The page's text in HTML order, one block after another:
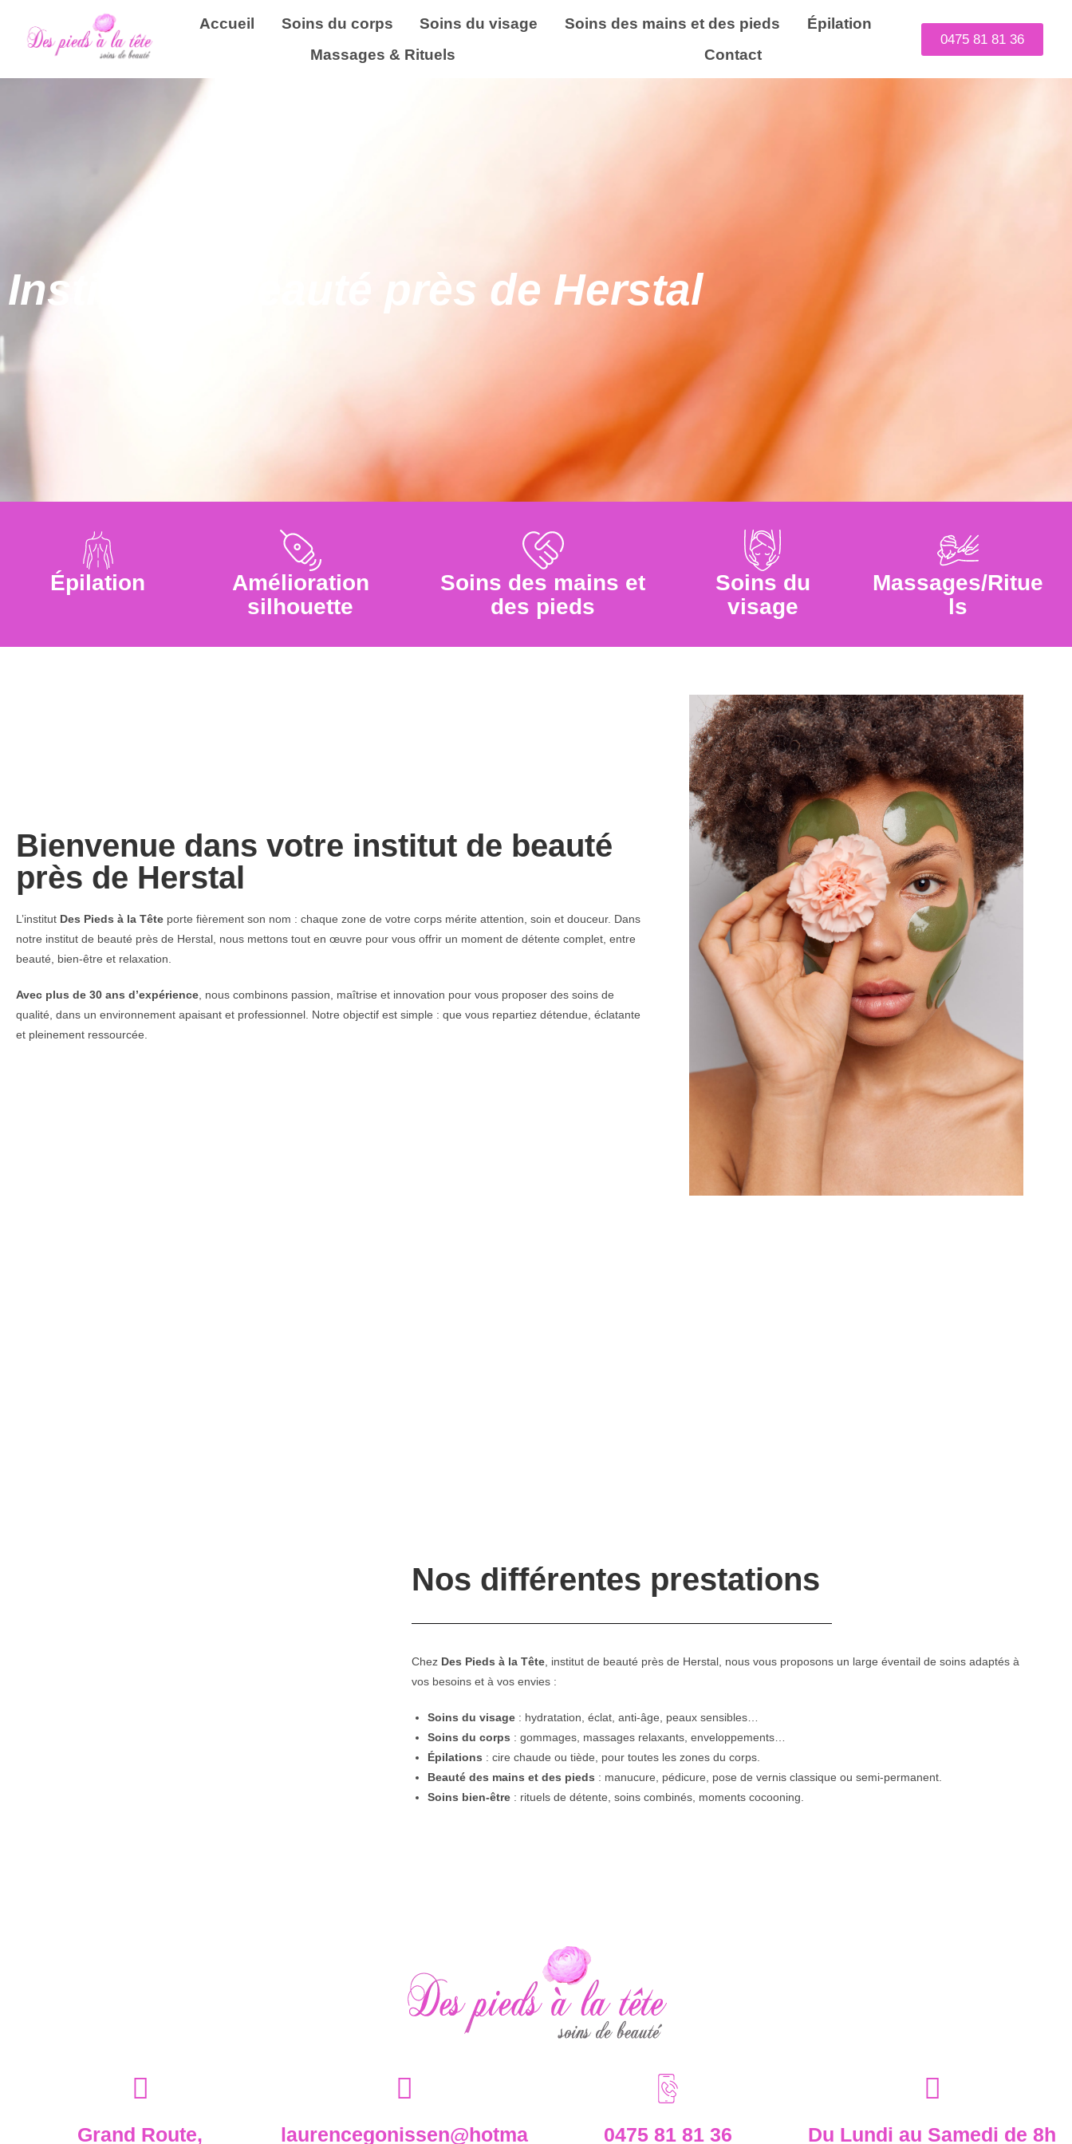
Accueil Soins du corps Soins du visage Soins des mains et des pieds
Épilation
Massages & Rituels
Contact
0475 81 81 36
Institut de beauté près de Herstal
Épilation
Amélioration
silhouette
Soins des mains et
des pieds
Soins du
visage
Massages/Ritue
ls
Bienvenue dans votre institut de beauté
près de Herstal
L’institut Des Pieds à la Tête porte fièrement son nom : chaque zone de votre corps mérite attention, soin et douceur. Dans
notre institut de beauté près de Herstal, nous mettons tout en œuvre pour vous offrir un moment de détente complet, entre
beauté, bien-être et relaxation.
Avec plus de 30 ans d’expérience , nous combinons passion, maîtrise et innovation pour vous proposer des soins de
qualité, dans un environnement apaisant et professionnel. Notre objectif est simple : que vous repartiez détendue, éclatante
et pleinement ressourcée.
Nos différentes prestations
Chez Des Pieds à la Tête, institut de beauté près de Herstal, nous vous proposons un large éventail de soins adaptés à
vos besoins et à vos envies :
Soins du visage: hydratation, éclat, anti-âge, peaux sensibles…
Soins du corps : gommages, massages relaxants, enveloppements…
Épilations : cire chaude ou tiède, pour toutes les zones du corps.
Beauté des mains et des pieds : manucure, pédicure, pose de vernis classique ou semi-permanent.
Soins bien-être: rituels de détente, soins combinés, moments cocooning.
Grand Route, laurencegonissen@hotma 0475 81 81 36 Du Lundi au Samedi de 8h